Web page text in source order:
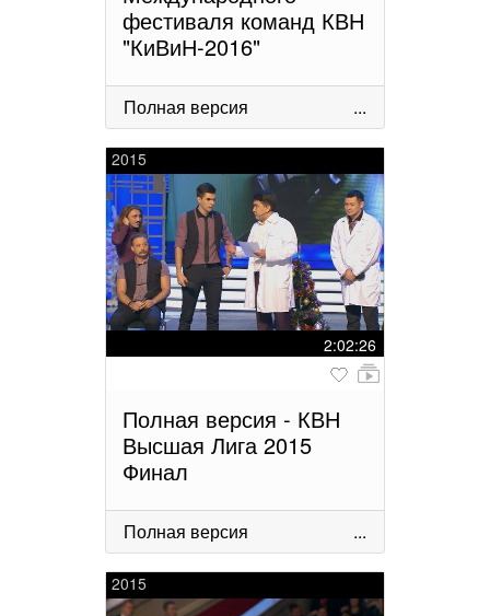
фестиваля команд КВН
"КиВиН-2016"
Полная версия ...
2015
2:02:26
Полная версия - КВН
Высшая Лига 2015
Финал
Полная версия ...
2015